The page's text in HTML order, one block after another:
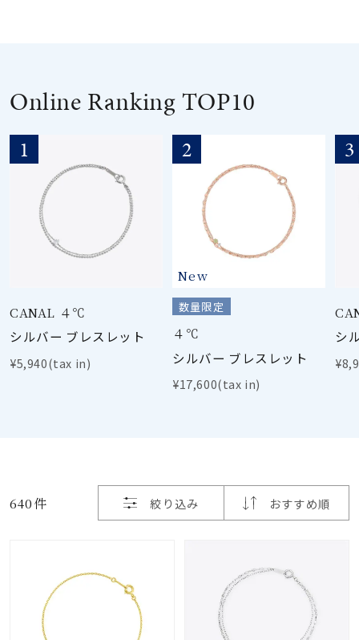
ファッションテイス
着用シーン
レディース
リングサイズ
～
価格 ¥0
すべて表示
Online Ranking TOP10
1
CANAL ４℃
シルバー ブレスレット
¥5,940(tax in)
New
2
数量限定
４℃
シルバー ブレスレット
¥17,600(tax in)
3
シ
640件 絞り込み おすすめ順